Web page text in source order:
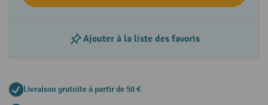
Ajouter à la liste des favoris
Livraison gratuite à partir de 50 €